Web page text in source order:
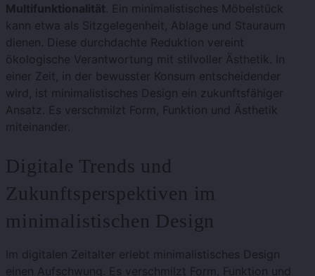
Multifunktionalität. Ein minimalistisches Möbelstück
kann etwa als Sitzgelegenheit, Ablage und Stauraum
dienen. Diese durchdachte Reduktion vereint
ökologische Verantwortung mit stilvoller Ästhetik. In
einer Zeit, in der bewusster Konsum entscheidender
wird, ist minimalistisches Design ein zukunftsfähiger
Ansatz. Es verschmilzt Form, Funktion und Ästhetik
miteinander.
Digitale Trends und
Zukunftsperspektiven im
minimalistischen Design
Im digitalen Zeitalter erlebt minimalistisches Design
einen Aufschwung. Es verschmilzt Form, Funktion und